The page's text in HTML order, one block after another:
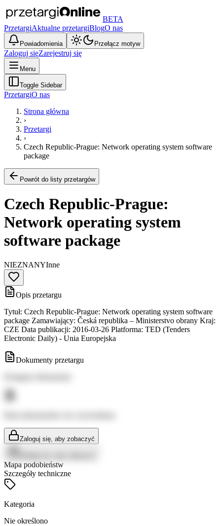
BETA
PrzetargiAktualne przetargiBlogO nas
Powiadomienia Przełącz motyw
Zaloguj sięZarejestruj się
Menu
Toggle Sidebar
PrzetargiO nas
Strona główna
›
Przetargi
›
Czech Republic-Prague: Network operating system software
package
Powrót do listy przetargów
Czech Republic-Prague:
Network operating system
software package
NIEZNANYInne
Opis przetargu
Tytuł: Czech Republic-Prague: Network operating system software
package Zamawiający: Česká republika – Ministerstvo obrany Kraj:
CZE Data publikacji: 2016-03-26 Platforma: TED (Tenders
Electronic Daily) - Unia Europejska
Dokumenty przetargu
Zaloguj się, aby zobaczyć
Mapa podobieństw
Szczegóły techniczne
Kategoria
Nie określono